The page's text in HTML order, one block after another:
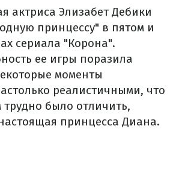
актриса Элизабет Дебики
принцессу" в пятом и
сериала "Корона".
ее игры поразила
моменты
реалистичными, что
было отличить,
принцесса Диана.